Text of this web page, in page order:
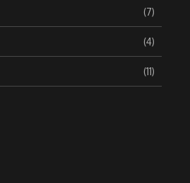
(7)
(4)
(11)